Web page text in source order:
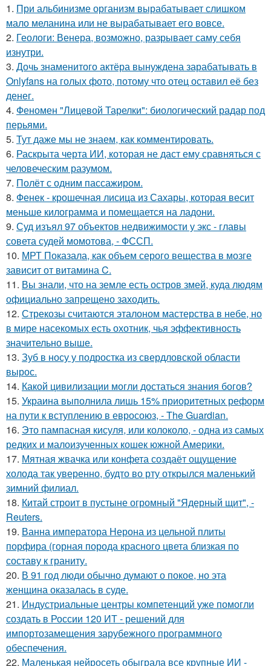
1. При альбинизме организм вырабатывает слишком
мало меланина или не вырабатывает его вовсе.
2. Геологи: Венера, возможно, разрывает саму себя
изнутри.
3. Дочь знаменитого актёра вынуждена зарабатывать в
Onlyfans на голых фото, потому что отец оставил её без
денег.
4. Феномен "Лицевой Тарелки": биологический радар под
перьями.
5. Тут даже мы не знаем, как комментировать.
6. Раскрыта черта ИИ, которая не даст ему сравняться с
человеческим разумом.
7. Полёт с одним пассажиром.
8. Фенек - крошечная лисица из Сахары, которая весит
меньше килограмма и помещается на ладони.
9. Суд изъял 97 объектов недвижимости у экс - главы
совета судей момотова, - ФССП.
10. МРТ Показала, как объем серого вещества в мозге
зависит от витамина C.
11. Вы знали, что на земле есть остров змей, куда людям
официально запрещено заходить.
12. Стрекозы считаются эталоном мастерства в небе, но
в мире насекомых есть охотник, чья эффективность
значительно выше.
13. Зуб в носу у подростка из свердловской области
вырос.
14. Какой цивилизации могли достаться знания богов?
15. Украина выполнила лишь 15% приоритетных реформ
на пути к вступлению в евросоюз, - The Guardian.
16. Это пампасная кисуля, или колоколо, - одна из самых
редких и малоизученных кошек южной Америки.
17. Мятная жвачка или конфета создаёт ощущение
холода так уверенно, будто во рту открылся маленький
зимний филиал.
18. Китай строит в пустыне огромный "Ядерный щит", -
Reuters.
19. Ванна императора Нерона из цельной плиты
порфира (горная порода красного цвета близкая по
составу к граниту.
20. В 91 год люди обычно думают о покое, но эта
женщина оказалась в суде.
21. Индустриальные центры компетенций уже помогли
создать в России 120 ИТ - решений для
импортозамещения зарубежного программного
обеспечения.
22. Маленькая нейросеть обыграла все крупные ИИ -